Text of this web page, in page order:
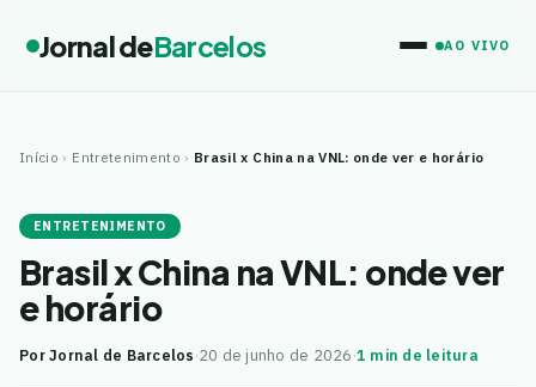
Jornal deBarcelos AO VIVO
Início › Entretenimento › Brasil x China na VNL: onde ver e horário
ENTRETENIMENTO
Brasil x China na VNL: onde ver
e horário
Por Jornal de Barcelos·20 de junho de 2026·1 min de leitura